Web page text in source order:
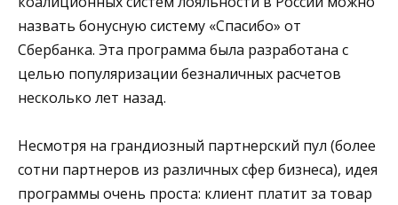
назвать бонусную систему «Спасибо» от
Сбербанка. Эта программа была разработана с
целью популяризации безналичных расчетов
несколько лет назад.
Несмотря на грандиозный партнерский пул (более
сотни партнеров из различных сфер бизнеса), идея
программы очень проста: клиент платит за товар